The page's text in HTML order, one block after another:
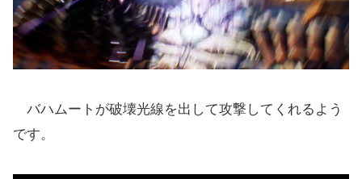
バハムートが破壊光線を出して攻撃してくれるよう
です。